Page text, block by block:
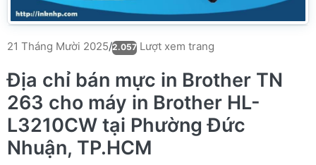
21 Tháng Mười 2025/2.057 Lượt xem trang
Địa chỉ bán mực in Brother TN
263 cho máy in Brother HL-
L3210CW tại Phường Đức
Nhuận, TP.HCM